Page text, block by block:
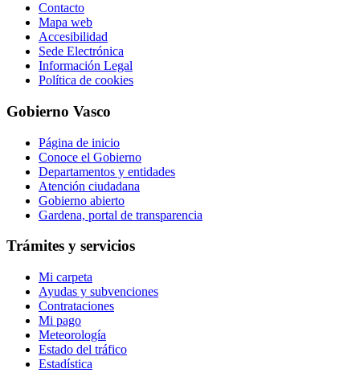
Contacto
Mapa web
Accesibilidad
Sede Electrónica
Información Legal
Política de cookies
Gobierno Vasco
Página de inicio
Conoce el Gobierno
Departamentos y entidades
Atención ciudadana
Gobierno abierto
Gardena, portal de transparencia
Trámites y servicios
Mi carpeta
Ayudas y subvenciones
Contrataciones
Mi pago
Meteorología
Estado del tráfico
Estadística